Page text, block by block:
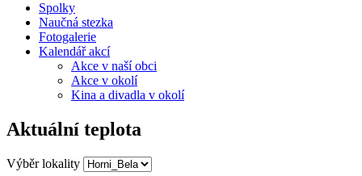
Spolky
Naučná stezka
Fotogalerie
Kalendář akcí
Akce v naší obci
Akce v okolí
Kina a divadla v okolí
Aktuální teplota
Výběr lokality